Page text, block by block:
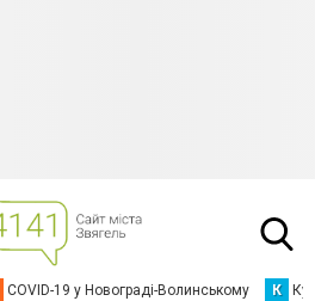
COVID-19 у Новограді-Волинському К